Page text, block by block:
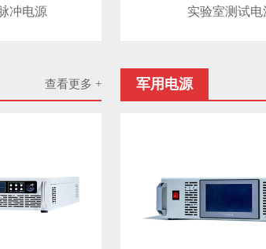
冲电源 实验室测试电
查看更多 + 军用电源